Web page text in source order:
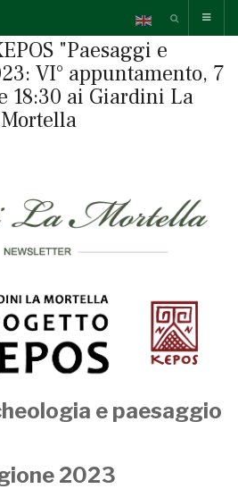
"Paesaggi e
VI° appuntamento, 7
18:30 ai Giardini La
Mortella
e paesaggio
2023